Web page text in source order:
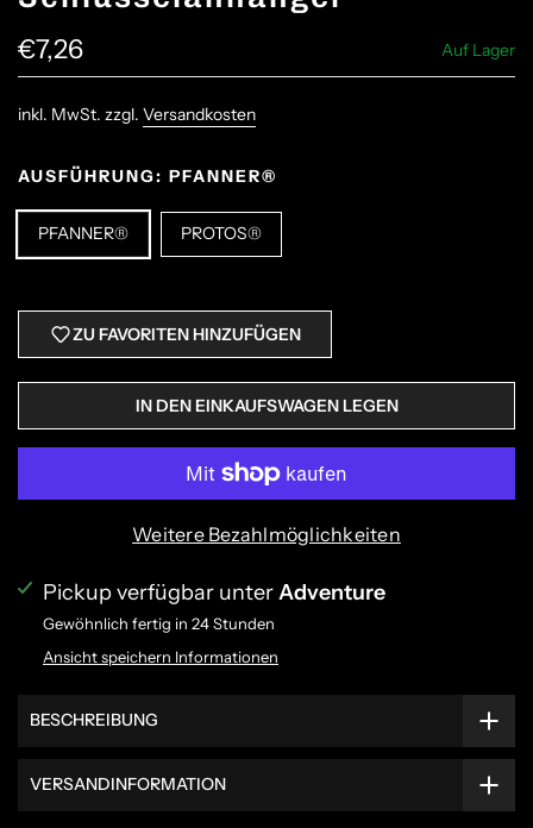
€7,26 Auf Lager
inkl. MwSt. zzgl. Versandkosten
AUSFÜHRUNG: PFANNER®
PFANNER® PROTOS®
IN DEN EINKAUFSWAGEN LEGEN
ZU FAVORITEN HINZUFÜGEN
Weitere Bezahlmöglichkeiten
Pickup verfügbar unterAdventure
Gewöhnlich fertig in 24 Stunden
Ansicht speichern Informationen
BESCHREIBUNG
VERSANDINFORMATION